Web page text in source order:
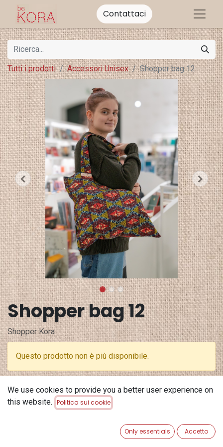
Contattaci
Tutti i prodotti Accessori Unisex Shopper bag 12
Shopper bag 12
Shopper Kora
Questo prodotto non è più disponibile.
Terms and Conditions
Garanzia di rimborso di 30 giorni
Spedizione: 2-3 giorni lavorativi
We use cookies to provide you a better user experience on
this website. Politica sui cookie
Only essentials Accetto